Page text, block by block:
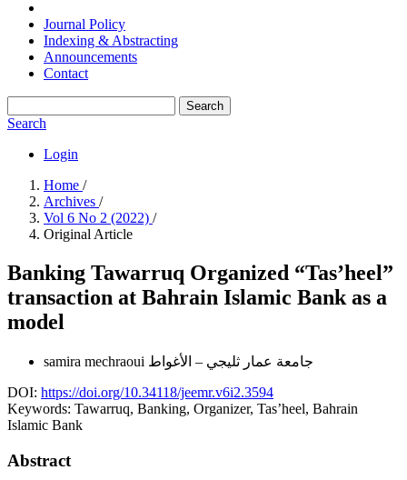
Journal Policy
Indexing & Abstracting
Announcements
Contact
Search
Search
Login
Home /
Archives /
Vol 6 No 2 (2022) /
Original Article
Banking Tawarruq Organized “Tas’heel”
transaction at Bahrain Islamic Bank as a
model
samira mechraoui جامعة عمار ثليجي – الأغواط
DOI: https://doi.org/10.34118/jeemr.v6i2.3594
Keywords: Tawarruq, Banking, Organizer, Tas’heel, Bahrain
Islamic Bank
Abstract